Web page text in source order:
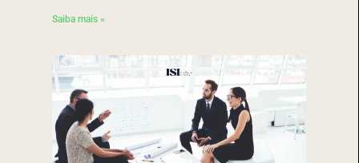
Saiba mais »